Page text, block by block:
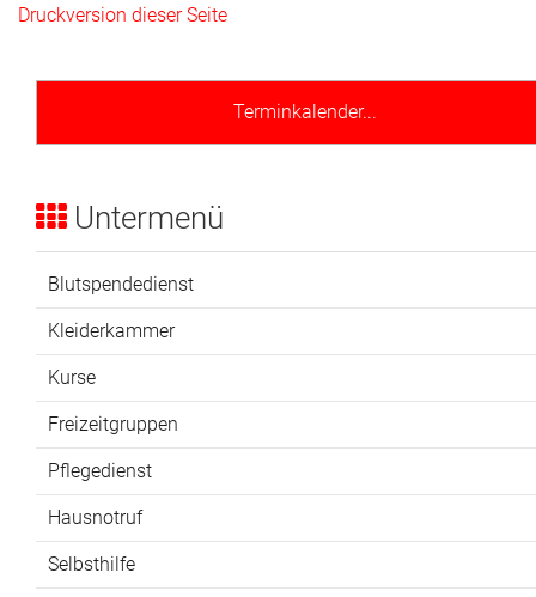
Druckversion dieser Seite
Terminkalender...
Untermenü
Blutspendedienst
Kleiderkammer
Kurse
Freizeitgruppen
Pflegedienst
Hausnotruf
Selbsthilfe